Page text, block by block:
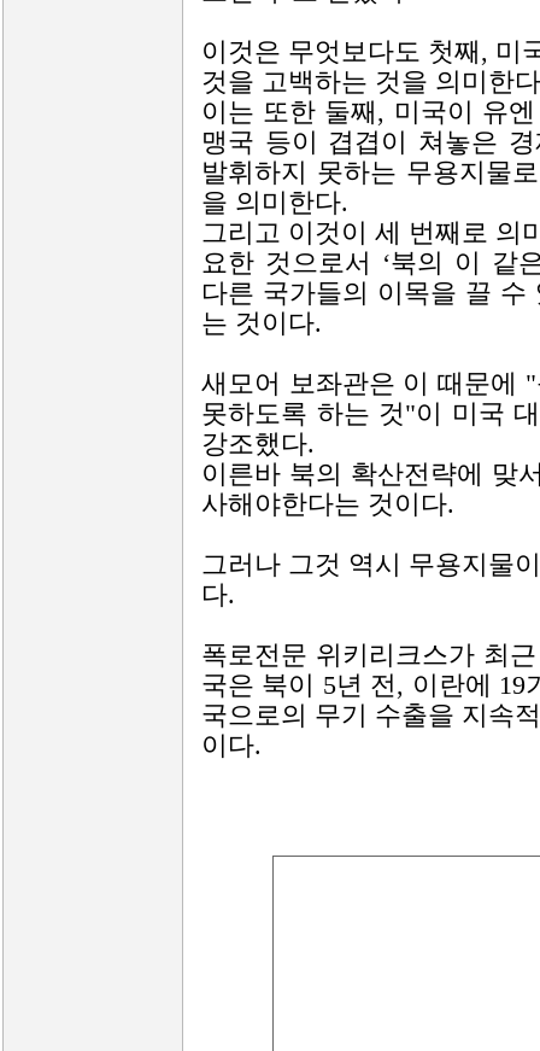
이것은 무엇보다도 첫째, 미
것을 고백하는 것을 의미한
이는 또한 둘째, 미국이 유
맹국 등이 겹겹이 쳐놓은
발휘하지 못하는 무용지물
을 의미한다.
그리고 이것이 세 번째로 의
요한 것으로서 ‘북의 이 같
다른 국가들의 이목을 끌 수
는 것이다.
새모어 보좌관은 이 때문에
못하도록 하는 것"이 미국
강조했다.
이른바 북의 확산전략에 맞
사해야한다는 것이다.
그러나 그것 역시 무용지물
다.
폭로전문 위키리크스가 최
국은 북이 5년 전, 이란에
국으로의 무기 수출을 지속
이다.